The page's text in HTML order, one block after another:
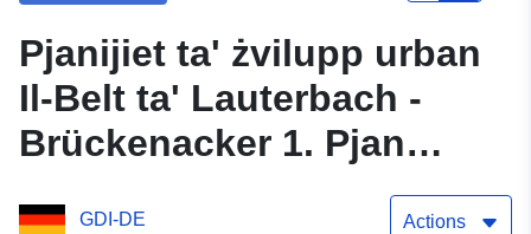
Pjanijiet ta' żvilupp urban
Il-Belt ta' Lauterbach -
Brückenacker 1. Pjan
GDI-DE Actions